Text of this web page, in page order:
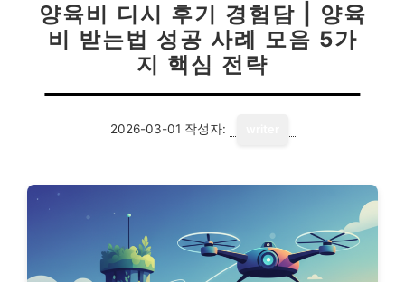
양육비 디시 후기 경험담 | 양육
비 받는법 성공 사례 모음 5가
지 핵심 전략
2026-03-01 작성자: